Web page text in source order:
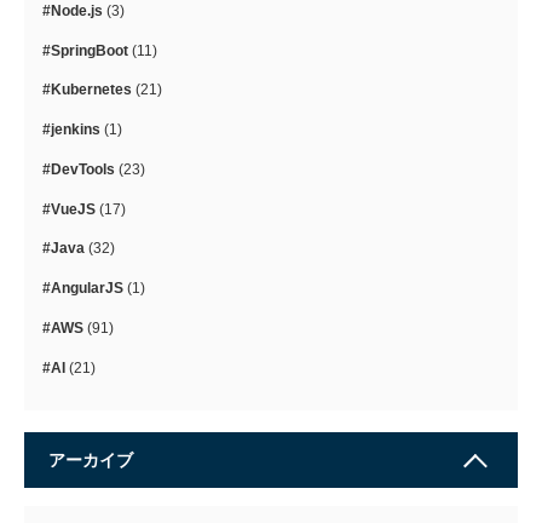
#Node.js (3)
#SpringBoot (11)
#Kubernetes (21)
#jenkins (1)
#DevTools (23)
#VueJS (17)
#Java (32)
#AngularJS (1)
#AWS (91)
#AI (21)
アーカイブ